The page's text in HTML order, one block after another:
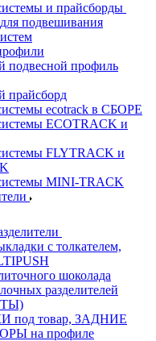
и прайсборды
подвешивания
подвесной профиль
прайсборд
ecotrack в СБОРЕ
ECOTRACK и
FLYTRACK и
MINI-TRACK
с толкателем,
шоколада
разделителей
под товар, ЗАДНИЕ
на профиле